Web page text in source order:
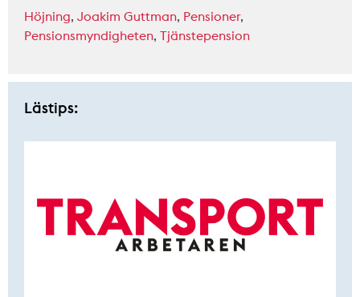
Höjning, Joakim Guttman, Pensioner,
Pensionsmyndigheten, Tjänstepension
Lästips: